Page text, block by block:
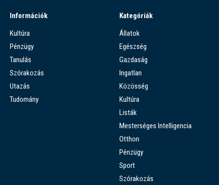
Információk
Kultúra
Pénzügy
Tanulás
Szórakozás
Utazás
Tudomány
Kategóriák
Állatok
Egészség
Gazdaság
Ingatlan
Közösség
Kultúra
Listák
Mesterséges Intelligencia
Otthon
Pénzügy
Sport
Szórakozás